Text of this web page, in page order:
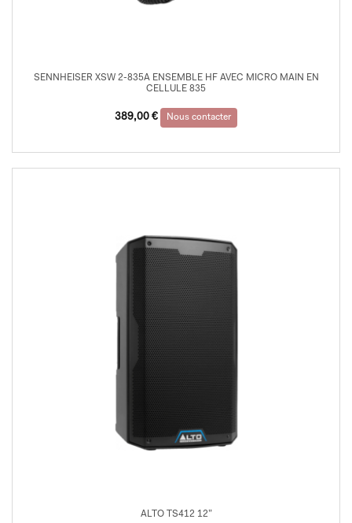
SENNHEISER XSW 2-835A ENSEMBLE HF AVEC MICRO MAIN EN
CELLULE 835
389,00 € Nous contacter
ALTO TS412 12”